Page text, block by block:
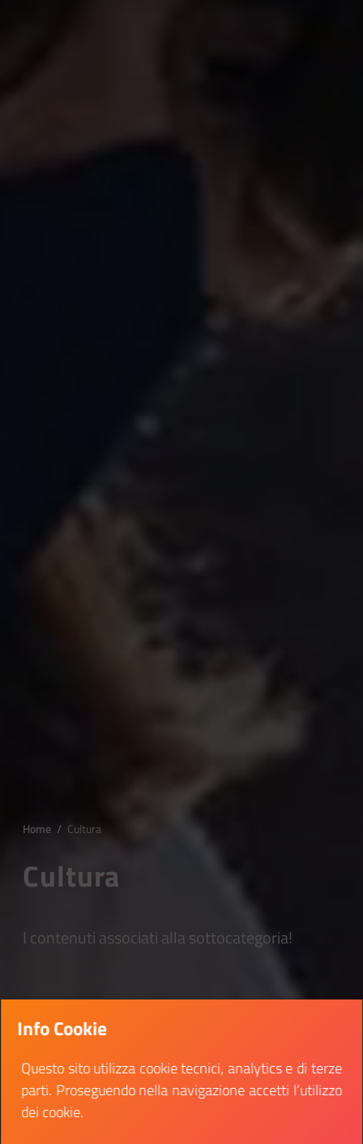
Home / Cultura
Cultura
I contenuti associati alla sottocategoria!
Info Cookie
Questo sito utilizza cookie tecnici, analytics e di terze
parti. Proseguendo nella navigazione accetti l’utilizzo
dei cookie.